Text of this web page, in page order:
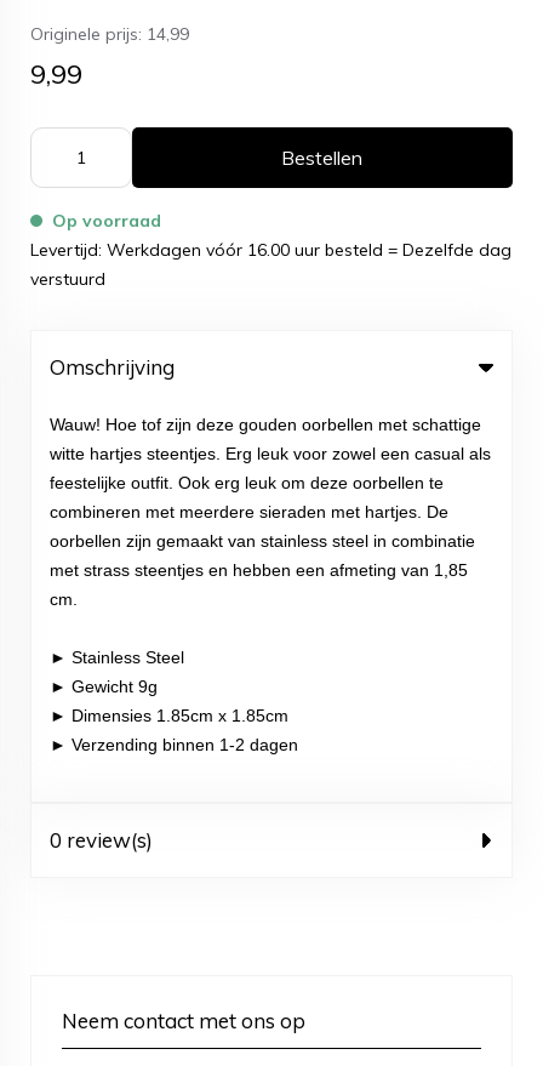
Originele prijs: 14,99
9,99
Bestellen
Op voorraad
Levertijd: Werkdagen vóór 16.00 uur besteld = Dezelfde dag
verstuurd
Omschrijving
Wauw! Hoe tof zijn deze gouden oorbellen met schattige
witte hartjes steentjes. Erg leuk voor zowel een casual als
feestelijke outfit. Ook erg leuk om deze oorbellen te
combineren met meerdere sieraden met hartjes. De
oorbellen zijn gemaakt van stainless steel in combinatie
met strass steentjes en hebben een afmeting van 1,85
cm.
► Stainless Steel
► Gewicht 9g
► Dimensies 1.85cm x 1.85cm
► Verzending binnen 1-2 dagen
0 review(s)
Neem contact met ons op